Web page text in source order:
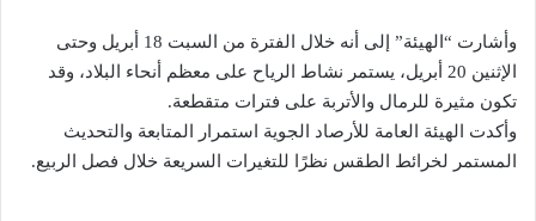
وأشارت “الهيئة” إلى أنه خلال الفترة من السبت 18 أبريل وحتى
الإثنين 20 أبريل، يستمر نشاط الرياح على معظم أنحاء البلاد، وقد
تكون مثيرة للرمال والأتربة على فترات متقطعة.
وأكدت الهيئة العامة للأرصاد الجوية استمرار المتابعة والتحديث
المستمر لخرائط الطقس نظرًا للتغيرات السريعة خلال فصل الربيع.